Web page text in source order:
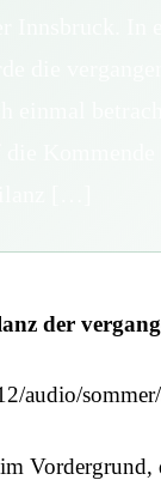
der
audio/
Vordergrund,